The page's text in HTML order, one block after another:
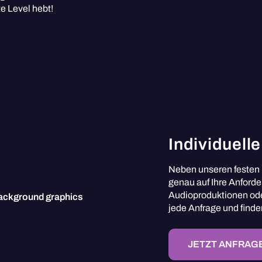
Level hebt!
Neben unseren
genau auf Ihre
Audioproduktionen
jede Anfrage und
JETZT